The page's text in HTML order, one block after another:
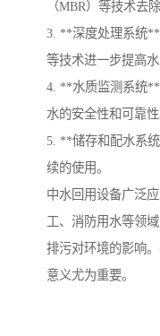
（MBR）等技术去
3. **深度处理系统
等技术进一步提高
4. **水质监测系统
水的安全性和可靠性
5. **储存和配水系
续的使用。
中水回用设备广泛
工、消防用水等领
排污对环境的影响
意义尤为重要。